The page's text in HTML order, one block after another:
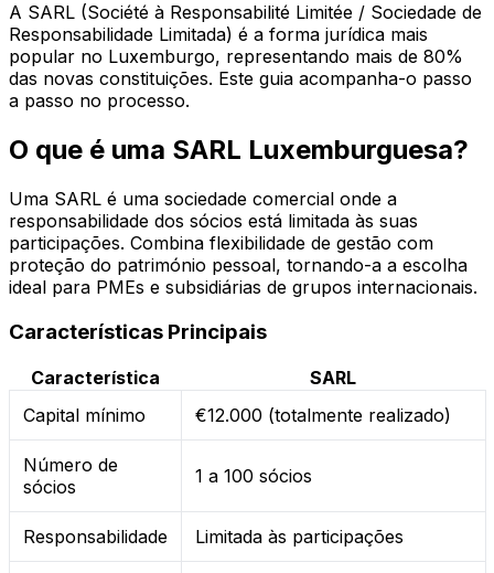
A SARL (Société à Responsabilité Limitée / Sociedade de
Responsabilidade Limitada) é a forma jurídica mais
popular no Luxemburgo, representando mais de 80%
das novas constituições. Este guia acompanha-o passo
a passo no processo.
O que é uma SARL Luxemburguesa?
Uma SARL é uma sociedade comercial onde a
responsabilidade dos sócios está limitada às suas
participações. Combina flexibilidade de gestão com
proteção do património pessoal, tornando-a a escolha
ideal para PMEs e subsidiárias de grupos internacionais.
Características Principais
Característica
SARL
Capital mínimo
€12.000 (totalmente realizado)
Número de
sócios
1 a 100 sócios
Responsabilidade Limitada às participações